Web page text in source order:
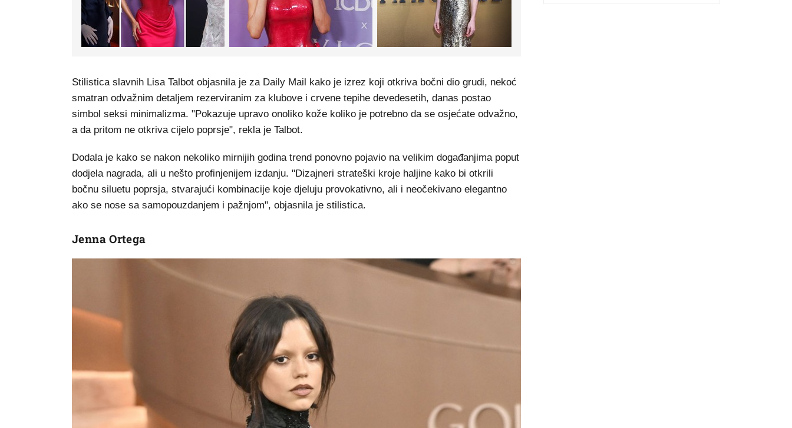
Stilistica slavnih Lisa Talbot objasnila je za Daily Mail kako je izrez koji otkriva bočni dio grudi, nekoć
smatran odvažnim detaljem rezerviranim za klubove i crvene tepihe devedesetih, danas postao
simbol seksi minimalizma. "Pokazuje upravo onoliko kože koliko je potrebno da se osjećate odvažno,
a da pritom ne otkriva cijelo poprsje", rekla je Talbot.
Dodala je kako se nakon nekoliko mirnijih godina trend ponovno pojavio na velikim događanjima poput
dodjela nagrada, ali u nešto profinjenijem izdanju. "Dizajneri strateški kroje haljine kako bi otkrili
bočnu siluetu poprsja, stvarajući kombinacije koje djeluju provokativno, ali i neočekivano elegantno
ako se nose sa samopouzdanjem i pažnjom", objasnila je stilistica.
Jenna Ortega